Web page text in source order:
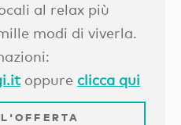
al relax più
modi di viverla.
oppure clicca qui